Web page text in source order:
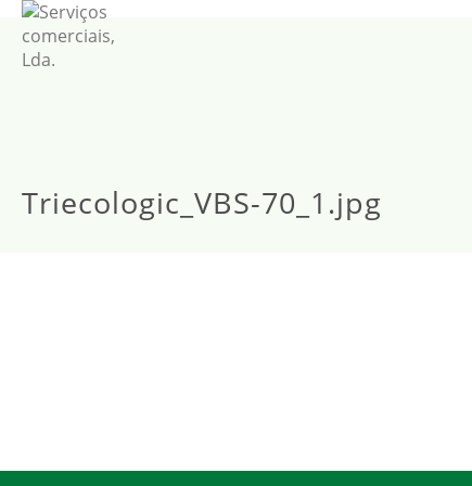
Triecologic_VBS-70_1.jpg